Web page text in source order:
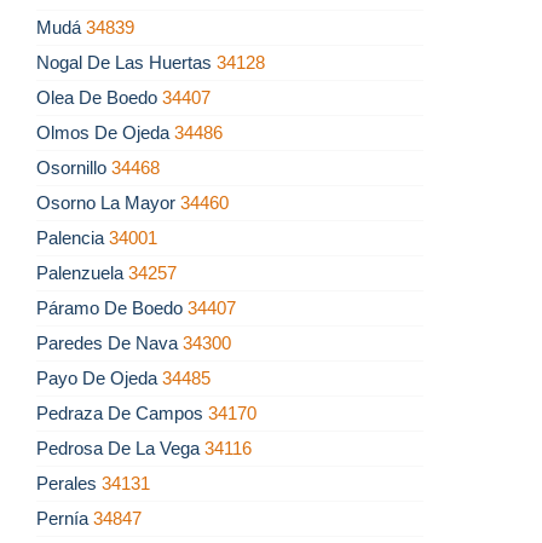
Mudá 34839
Nogal De Las Huertas 34128
Olea De Boedo 34407
Olmos De Ojeda 34486
Osornillo 34468
Osorno La Mayor 34460
Palencia 34001
Palenzuela 34257
Páramo De Boedo 34407
Paredes De Nava 34300
Payo De Ojeda 34485
Pedraza De Campos 34170
Pedrosa De La Vega 34116
Perales 34131
Pernía 34847